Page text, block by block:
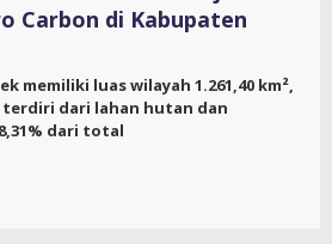
Carbon di Kabupaten
memiliki luas wilayah 1.261,40 km²,
terdiri dari lahan hutan dan
dari total